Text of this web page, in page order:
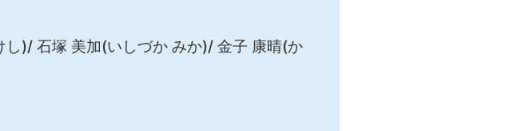
)/ 石塚 美加(いしづか みか)/ 金子 康晴(か